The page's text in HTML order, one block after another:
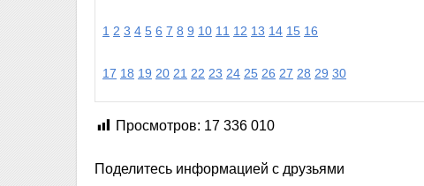
1 2 3 4 5 6 7 8 9 10 11 12 13 14 15 16
17 18 19 20 21 22 23 24 25 26 27 28 29 30
Просмотров: 17 336 010
Поделитесь информацией с друзьями